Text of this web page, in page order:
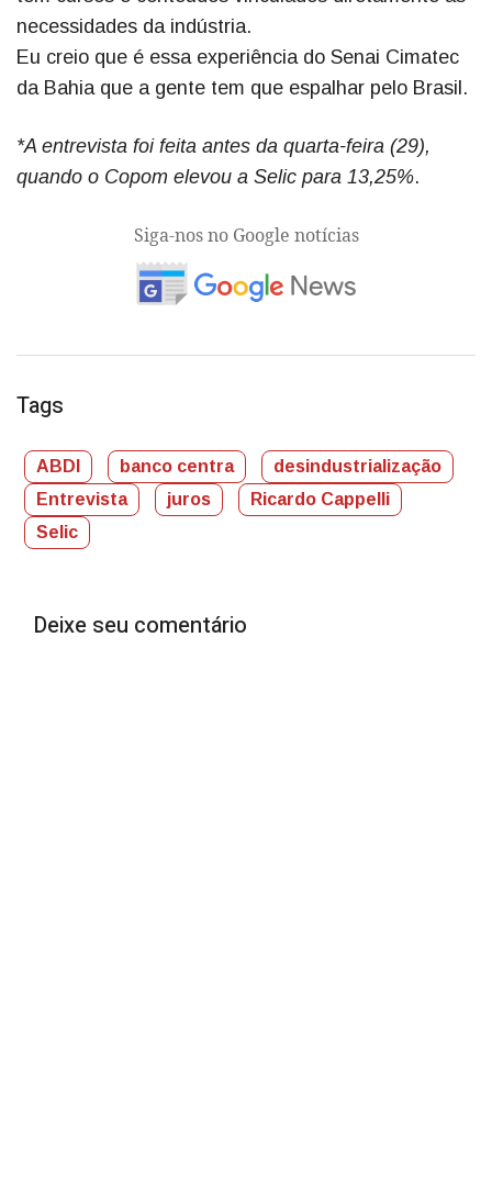
necessidades da indústria.
Eu creio que é essa experiência do Senai Cimatec
da Bahia que a gente tem que espalhar pelo Brasil.
*A entrevista foi feita antes da quarta-feira (29),
quando o Copom elevou a Selic para 13,25%.
Siga-nos no Google notícias
Tags
ABDI banco centra
desindustrialização
Entrevista
juros
Ricardo Cappelli
Selic
Deixe seu comentário